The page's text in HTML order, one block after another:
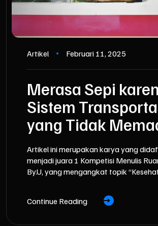
Artikel Februari 11, 2025
Merasa Sepi
Sistem
yang Tidak
Artikel ini merupakan karya yang
menjadi juara 1 Kompetisi Menulis
By.U, yang mengangkat topik
Continue Reading